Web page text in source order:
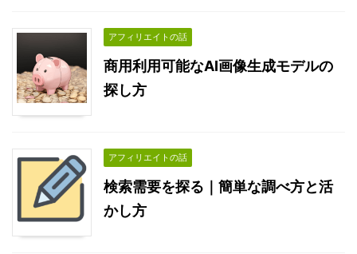
アフィリエイトの話
商用利用可能なAI画像生成モデルの
探し方
アフィリエイトの話
検索需要を探る｜簡単な調べ方と活
かし方